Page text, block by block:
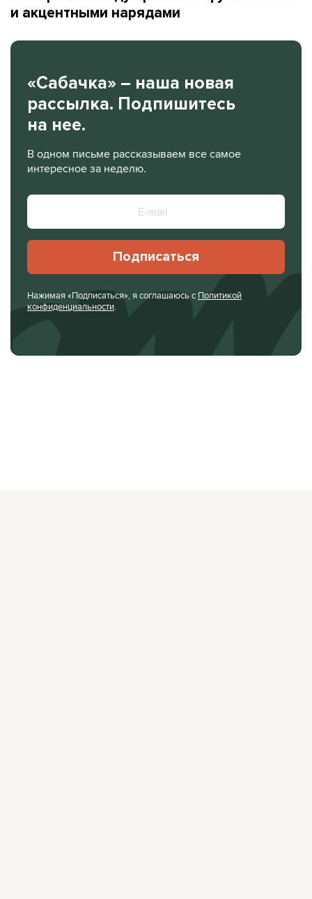
и акцентными нарядами
«Сабачка» – наша новая
рассылка. Подпишитесь
на нее.
В одном письме рассказываем все самое
интересное за неделю.
Подписаться
Нажимая «Подписаться», я соглашаюсь с Политикой
конфиденциальности.